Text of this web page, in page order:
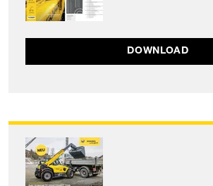
DOWNLOAD